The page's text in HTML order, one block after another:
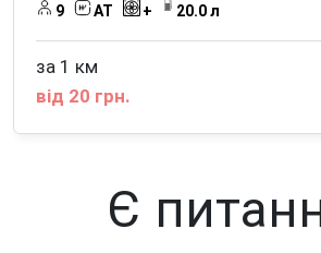
9 АТ + 20.0 л
за 1 км
від 20 грн.
Є